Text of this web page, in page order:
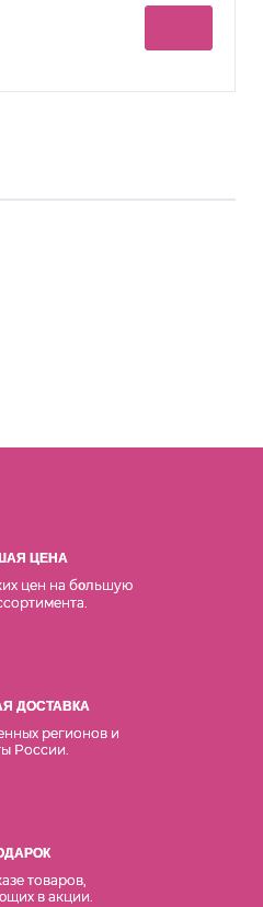
ЦЕНА
цен на большую
ДОСТАВКА
регионов и
России.
товаров,
в акции.